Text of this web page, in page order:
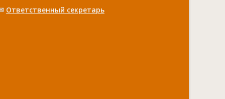
Ответственный cекретарь